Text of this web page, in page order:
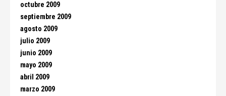
octubre 2009
septiembre 2009
agosto 2009
julio 2009
junio 2009
mayo 2009
abril 2009
marzo 2009